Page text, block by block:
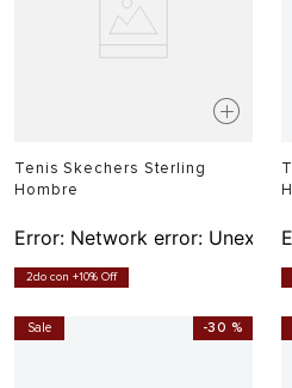
Tenis Skechers Sterling
Hombre
Error: Network error:
2do con +10% Off
Sale -30 %